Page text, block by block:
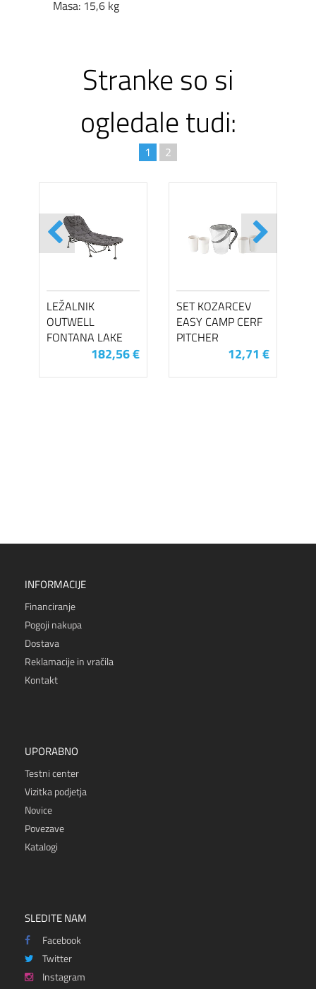
Masa: 15,6 kg
Stranke so si
ogledale tudi:
1 2
LEŽALNIK
OUTWELL
FONTANA LAKE
182,56 €
SET KOZARCEV
EASY CAMP CERF
PITCHER
12,71 €
INFORMACIJE
Financiranje
Pogoji nakupa
Dostava
Reklamacije in vračila
Kontakt
UPORABNO
Testni center
Vizitka podjetja
Novice
Povezave
Katalogi
SLEDITE NAM
Facebook
Twitter
Instagram